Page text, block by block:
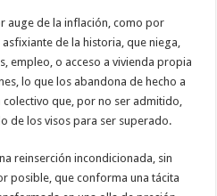
auge de la inflación, como por
de la historia, que niega,
empleo, o acceso a vivienda propia
lo que los abandona de hecho a
colectivo que, por no ser admitido,
de los visos para ser superado.
reinserción incondicionada, sin
posible, que conforma una tácita